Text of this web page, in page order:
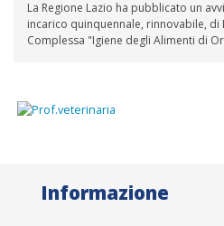
La Regione Lazio ha pubblicato un
incarico quinquennale, rinnovabile,
Complessa "Igiene degli Alimenti di
Informazione